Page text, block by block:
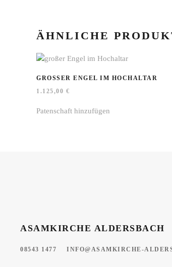
ÄHNLICHE
GROSSER ENGEL IM HOCHALTAR
1.125,00 €
Patenschaft hinzufügen
ASAMKIRCHE ALDERSBACH
08543 1477 INFO@ASAMKIRCHE-